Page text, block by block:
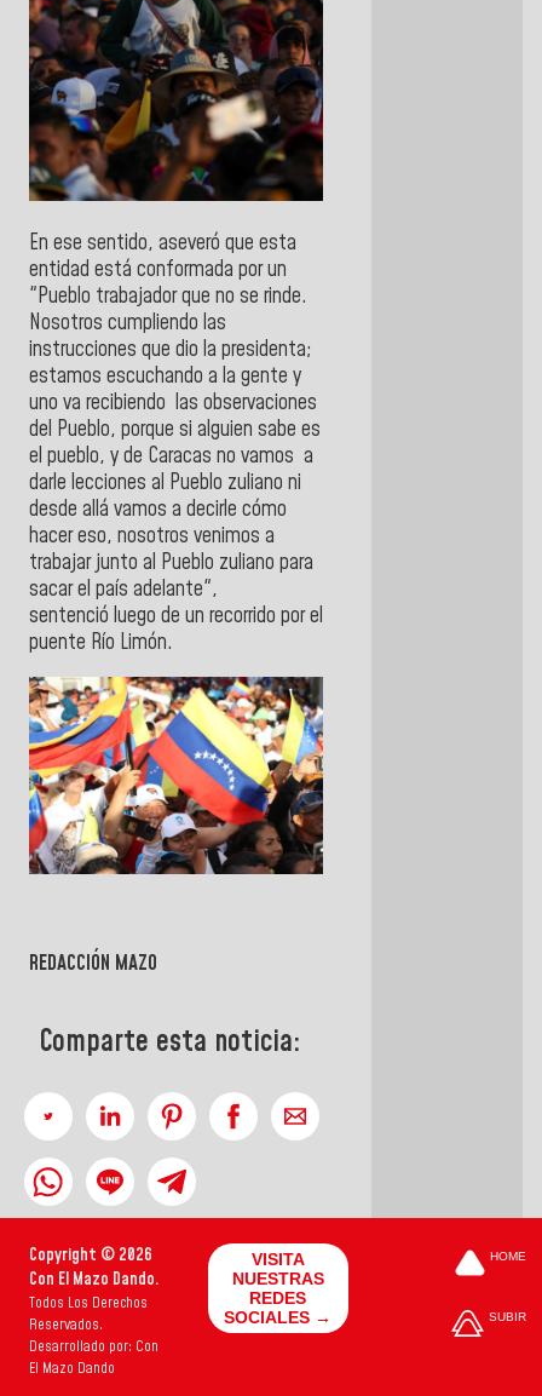
En ese sentido, aseveró que esta
entidad está conformada por un
"Pueblo trabajador que no se rinde.
Nosotros cumpliendo las
instrucciones que dio la presidenta;
estamos escuchando a la gente y
uno va recibiendo las observaciones
del Pueblo, porque si alguien sabe es
el pueblo, y de Caracas no vamos a
darle lecciones al Pueblo zuliano ni
desde allá vamos a decirle cómo
hacer eso, nosotros venimos a
trabajar junto al Pueblo zuliano para
sacar el país adelante",
sentenció luego de un recorrido por el
puente Río Limón.
REDACCIÓN MAZO
Comparte esta noticia:
Copyright © 2026
Con El Mazo Dando.
Todos Los Derechos
Reservados.
Desarrollado por: Con
El Mazo Dando
VISITA
NUESTRAS
REDES
SOCIALES →
HOME
SUBIR